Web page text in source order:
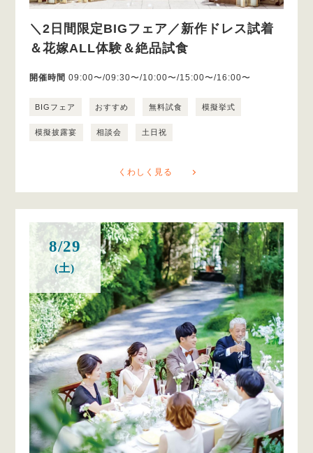
＼2日間限定BIGフェア／新作ドレス試着
＆花嫁ALL体験＆絶品試食
開催時間 09:00〜/09:30〜/10:00〜/15:00〜/16:00〜
BIGフェア おすすめ 無料試食 模擬挙式
模擬披露宴 相談会 土日祝
くわしく見る
8/29
(土)